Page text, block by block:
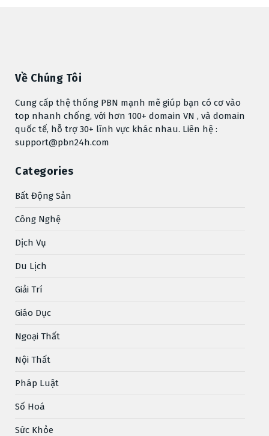
Về Chúng Tôi
Cung cấp thệ thống PBN mạnh mẽ giúp bạn có cơ vào
top nhanh chống, với hơn 100+ domain VN , và domain
quốc tế, hỗ trợ 30+ lĩnh vực khác nhau. Liên hệ :
support@pbn24h.com
Categories
Bất Động Sản
Công Nghệ
Dịch Vụ
Du Lịch
Giải Trí
Giáo Dục
Ngoại Thất
Nội Thất
Pháp Luật
Số Hoá
Sức Khỏe